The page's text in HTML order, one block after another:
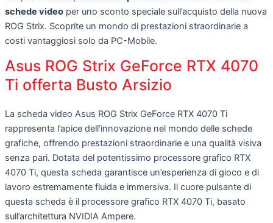
schede videoper uno sconto speciale sull’acquisto della nuova
ROG Strix. Scoprite un mondo di prestazioni straordinarie a
costi vantaggiosi solo da PC-Mobile.
Asus ROG Strix GeForce RTX 4070
Ti offerta Busto Arsizio
La scheda video Asus ROG Strix GeForce RTX 4070 Ti
rappresenta l’apice dell’innovazione nel mondo delle schede
grafiche, offrendo prestazioni straordinarie e una qualità visiva
senza pari. Dotata del potentissimo processore grafico RTX
4070 Ti, questa scheda garantisce un’esperienza di gioco e di
lavoro estremamente fluida e immersiva. Il cuore pulsante di
questa scheda è il processore grafico RTX 4070 Ti, basato
sull’architettura NVIDIA Ampere.